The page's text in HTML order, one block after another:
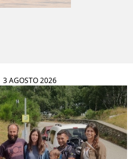
3 AGOSTO 2026